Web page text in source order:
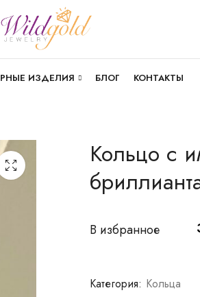
ИЗДЕЛИЯ БЛОГ КОНТАКТЫ
Кольцо с
В избранное
Категория: Кольца